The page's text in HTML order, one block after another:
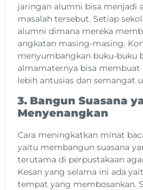
jaringan alumni bisa menjadi
masalah tersebut. Setiap
alumni dimana mereka
angkatan masing-masing.
menyumbangkan buku-buku
almamaternya bisa membuat
lebih antusias dan semangat
3. Bangun Suasana
Menyenangkan
Cara meningkatkan minat
yaitu membangun suasana
terutama di perpustakaan
Kesan yang selama ini ada
tempat yang membosankan.